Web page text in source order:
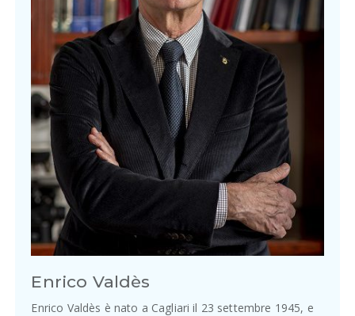
Enrico Valdès
Enrico Valdès è nato a Cagliari il 23 settembre 1945, e